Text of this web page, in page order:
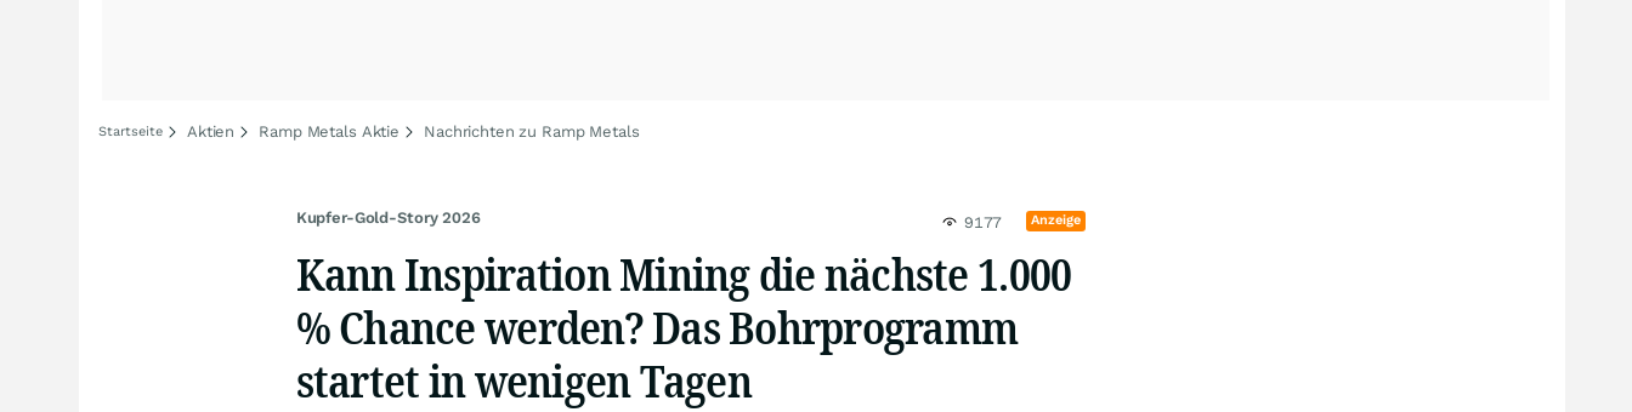
Startseite Aktien Ramp Metals Aktie Nachrichten zu Ramp Metals
Kupfer-Gold-Story 2026 9177 Anzeige
Kann Inspiration Mining die nächste 1.000
% Chance werden? Das Bohrprogramm
startet in wenigen Tagen